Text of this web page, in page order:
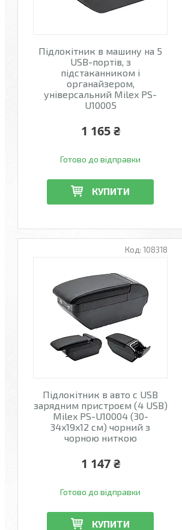
Підлокітник в машину на 5
USB-портів, з
підстаканником і
органайзером,
універсальний Milex PS-
U10005
1 165 ₴
Готово до відправки
КУПИТИ
108318
Підлокітник в авто с USB
зарядним пристроєм (4 USB)
Milex PS-U10004 (30-
34x19x12 см) чорний з
чорною ниткою
1 147 ₴
Готово до відправки
КУПИТИ